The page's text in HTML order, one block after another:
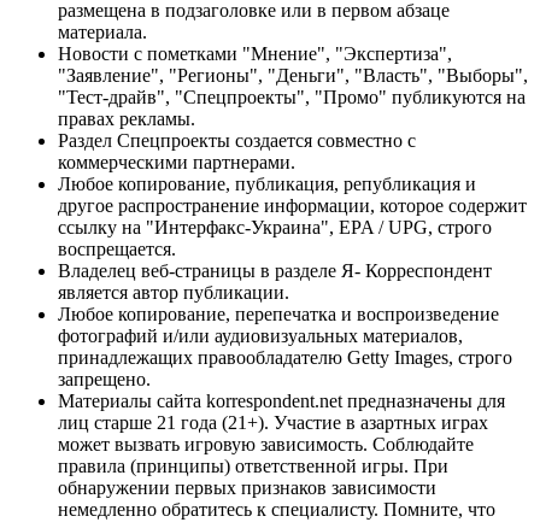
размещена в подзаголовке или в первом абзаце
материала.
Новости с пометками "Мнение", "Экспертиза",
"Заявление", "Регионы", "Деньги", "Власть", "Выборы",
"Тест-драйв", "Спецпроекты", "Промо" публикуются на
правах рекламы.
Раздел Спецпроекты создается совместно с
коммерческими партнерами.
Любое копирование, публикация, републикация и
другое распространение информации, которое содержит
ссылку на "Интерфакс-Украина", EPA / UPG, строго
воспрещается.
Владелец веб-страницы в разделе Я- Корреспондент
является автор публикации.
Любое копирование, перепечатка и воспроизведение
фотографий и/или аудиовизуальных материалов,
принадлежащих правообладателю Getty Images, строго
запрещено.
Материалы сайта korrespondent.net предназначены для
лиц старше 21 года (21+). Участие в азартных играх
может вызвать игровую зависимость. Соблюдайте
правила (принципы) ответственной игры. При
обнаружении первых признаков зависимости
немедленно обратитесь к специалисту. Помните, что